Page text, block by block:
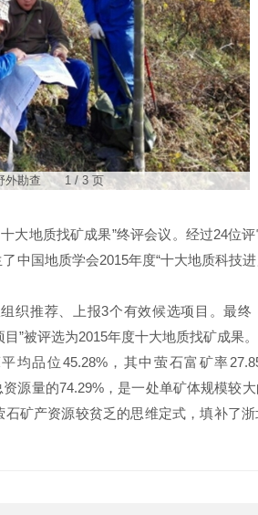
外勘查 1 / 3 页
大地质找矿成果”终评会议。经过24位评
中国地质学会2015年度“十大地质科技
织推荐、上报3个有效候选项目。最终
”被评选为2015年度十大地质找矿成果。
均品位45.28%，其中萤石富矿率
源量的74.29%，是一处单矿体规模较
矿产资源较贫乏的思维定式，填补了